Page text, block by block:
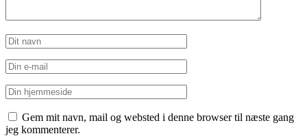
Gem mit navn, mail og websted i denne browser til næste gang
jeg kommenterer.